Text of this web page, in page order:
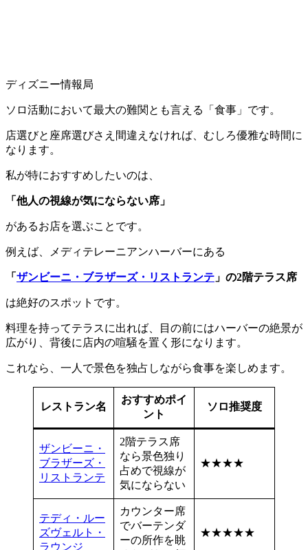
ディズニー情報局
ソロ活動において最大の難関とも言える「食事」です。
店選びと座席選びさえ間違えなければ、むしろ優雅な時間に
なります。
私が特におすすめしたいのは、
「他人の視線が気にならない席」
があるお店を選ぶことです。
例えば、メディテレーニアンハーバーにある
「 ザンビーニ・ブラザーズ・リストランテ 」の2階テラス席
は絶好のスポットです。
料理を持ってテラスに出れば、目の前にはハーバーの絶景が
広がり、背後に店内の喧騒を置く形になります。
これなら、一人で景色を独占しながら食事を楽しめます。
レストラン名
おすすめポイ
ント
ソロ推奨度
ザンビーニ・
ブラザーズ・
リストランテ
2階テラス席
なら景色独り
占めで視線が
気にならない
★★★★
テディ・ルー
ズヴェルト・
ラウンジ
カウンター席
でバーテンダ
ーの所作を眺
★★★★★